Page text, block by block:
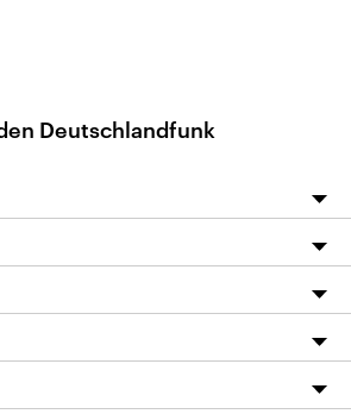
Deutschlandfunk
auf dlf.de
App